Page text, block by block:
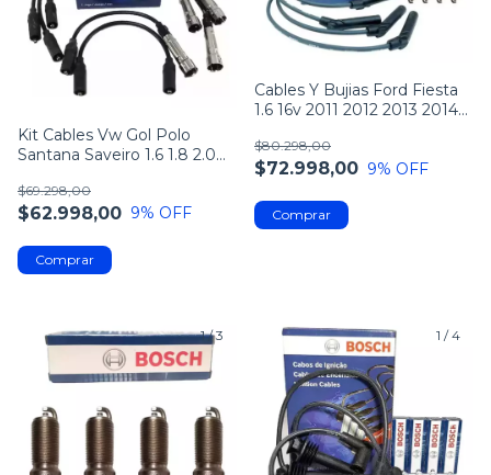
Kit Cables Vw Gol Polo
Santana Saveiro 1.6 1.8 2.0
$62.998,00
$69.298,00
9% OFF
Cables Y Bujias Ford Fiesta
1.6 16v 2011 2012 2013 2014
$72.998,00
$80.298,00
9% OFF
1/3 1 /4